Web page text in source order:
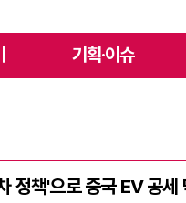
기획·이슈
정책'으로 중국 EV 공세